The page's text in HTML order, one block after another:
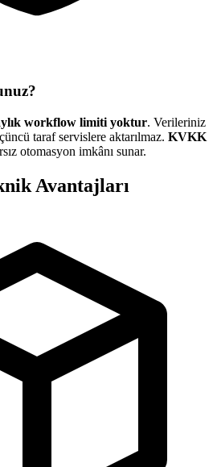
workflow limiti yoktur. Verileriniz
taraf servislere aktarılmaz. KVKK
otomasyon imkânı sunar.
Avantajları